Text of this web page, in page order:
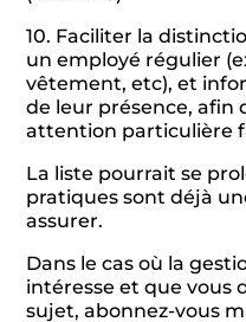
10. Faciliter la
un employé régulier
vêtement, etc), et
de leur présence, afin
attention particulière
La liste pourrait se
pratiques sont déjà
assurer.
Dans le cas où la
intéresse et que vous
sujet, abonnez-vous